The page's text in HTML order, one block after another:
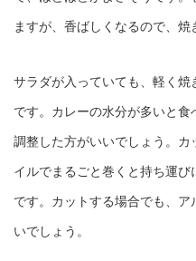
ますが、香ばしくなるので、焼
サラダが入っていても、軽く
です。カレーの水分が多いと
調整した方がいいでしょう。
イルでまるごと巻くと持ち運
です。カットする場合でも、
いでしょう。